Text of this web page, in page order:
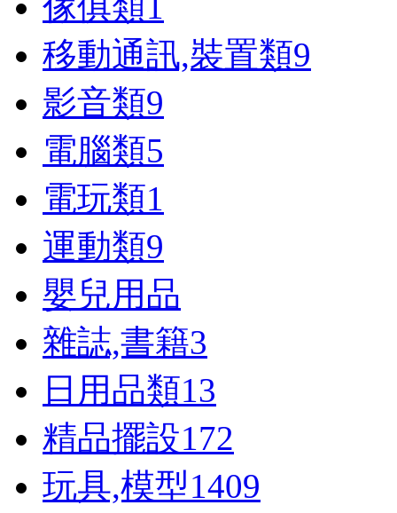
移動通訊,裝置類9
影音類9
電腦類5
電玩類1
運動類9
嬰兒用品
雜誌,書籍3
日用品類13
精品擺設172
玩具,模型1409